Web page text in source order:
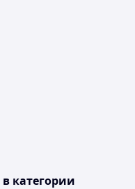
в категории